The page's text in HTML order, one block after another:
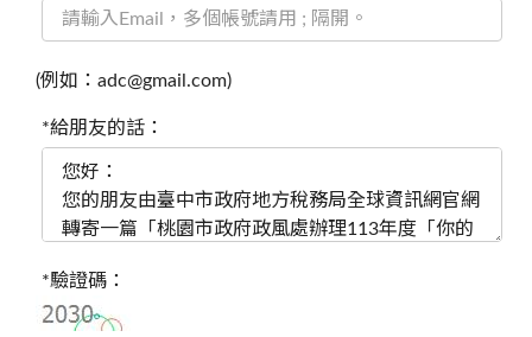
(例如：adc@gmail.com)
*給朋友的話：
*驗證碼：